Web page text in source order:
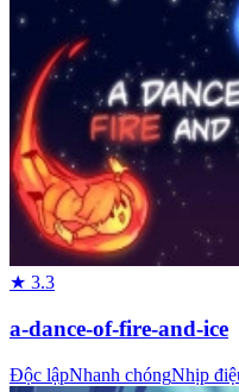
★ 3.3
a-dance-of-fire-and-ice
Độc lậpNhanh chóngNhịp